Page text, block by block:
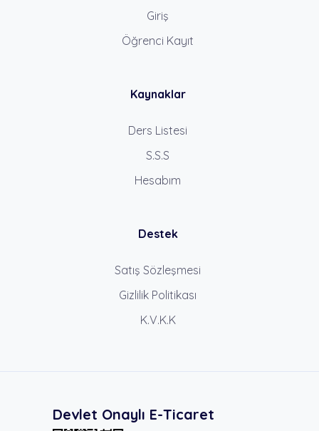
Giriş
Öğrenci Kayıt
Kaynaklar
Ders Listesi
S.S.S
Hesabım
Destek
Satış Sözleşmesi
Gizlilik Politikası
K.V.K.K
Devlet Onaylı E-Ticaret